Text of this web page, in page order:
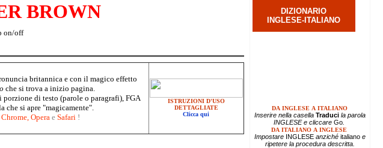
BROWN
on/off
britannica e con il magico effetto
che si trova a inizio pagina.
di testo (parole o paragrafi), FGA
che si apre "magicamente".
Chrome, Operae Safari !
ISTRUZIONI D'USO
DETTAGLIATE
Clicca qui
DIZIONARIO
INGLESE-ITALIANO
DA INGLESE A ITALIANO
Inserire nella casella Traducila parola
INGLESE e cliccare Go.
DA ITALIANO A INGLESE
Impostare INGLESEanziché italianoe
ripetere la procedura descritta.